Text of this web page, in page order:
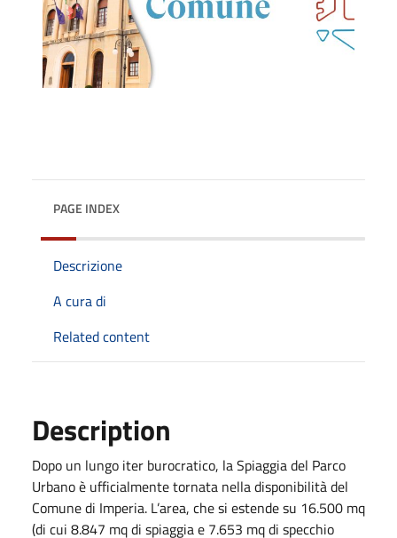
PAGE INDEX
Descrizione
A cura di
Related content
Description
Dopo un lungo iter burocratico, la Spiaggia del Parco
Urbano è ufficialmente tornata nella disponibilità del
Comune di Imperia. L’area, che si estende su 16.500 mq
(di cui 8.847 mq di spiaggia e 7.653 mq di specchio